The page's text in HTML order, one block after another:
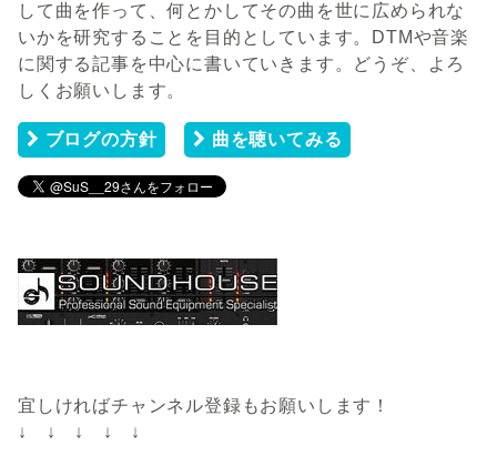
して曲を作って、何とかしてその曲を世に広められな
いかを研究することを目的としています。DTMや音楽
に関する記事を中心に書いていきます。どうぞ、よろ
しくお願いします。
ブログの方針 曲を聴いてみる
宜しければチャンネル登録もお願いします！
↓ ↓ ↓ ↓ ↓